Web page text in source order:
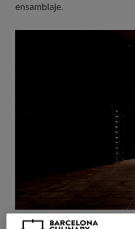
ensamblaje.